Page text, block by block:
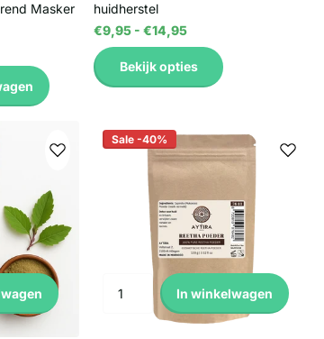
Masker
huidherstel
€9,95 - €14,95
Bekijk opties
Sale -40%
In winkelwagen